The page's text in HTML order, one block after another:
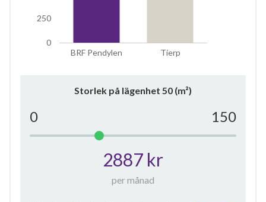
BRF Pendylen Tierp
0
250
Storlek på lägenhet 50 (m²)
0 150
2887 kr
per månad